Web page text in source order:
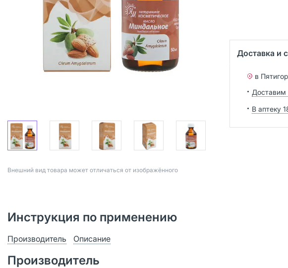
Bнешний вид товара может отличаться от изображённого
Доставка и
в
Доставим
В аптеку
Инструкция по применению
Производитель Описание
Производитель